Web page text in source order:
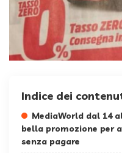
Indice dei
MediaWorld dal 14
bella promozione per
senza pagare